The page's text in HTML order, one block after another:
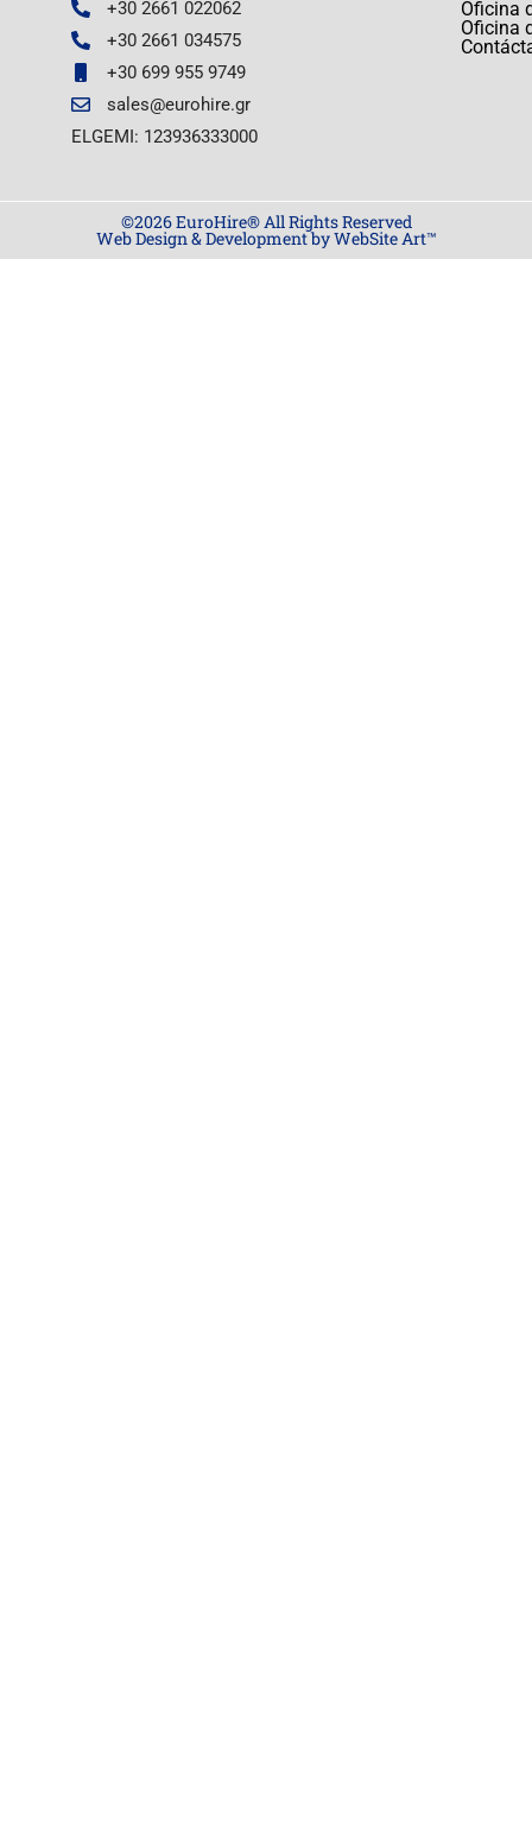
+30 2661 022062
+30 2661 034575
+30 699 955 9749
sales@eurohire.gr
ELGEMI: 123936333000
Oficina
Oficina
©2026 EuroHire® All Rights Reserved
Web Design & Development by WebSite Art™